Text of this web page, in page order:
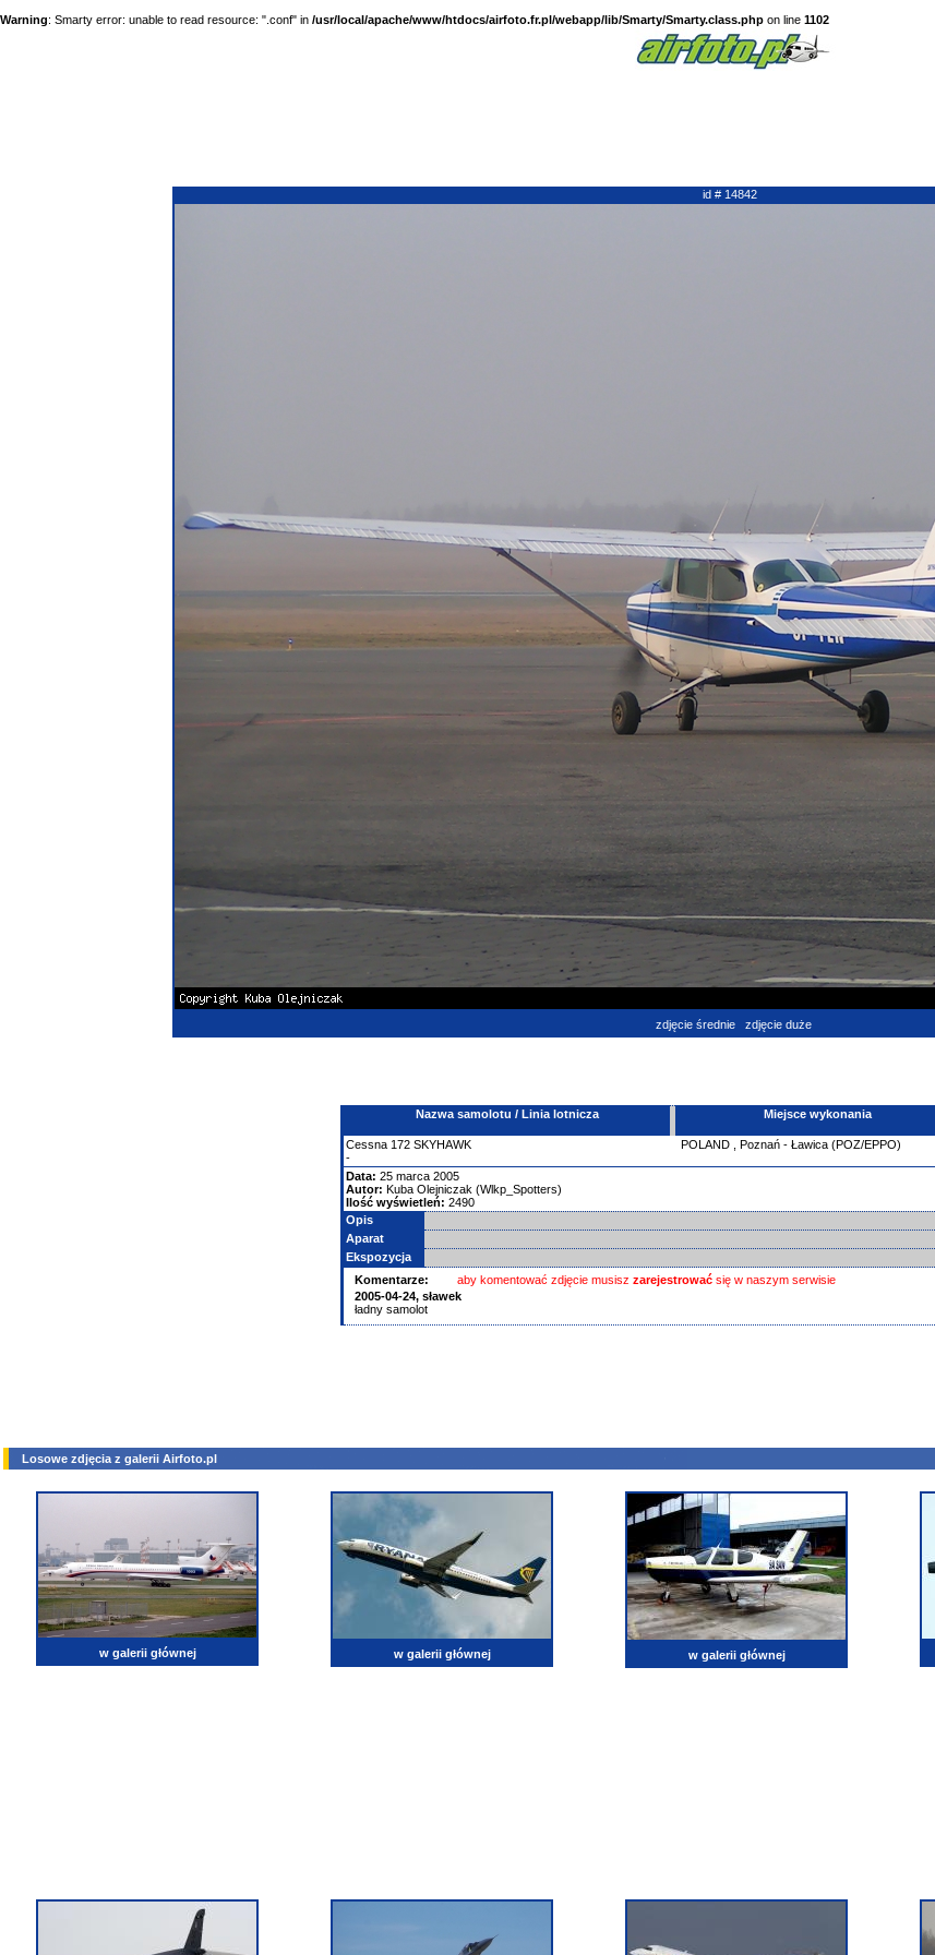
Warning: Smarty error: unable to read resource: ".conf" in /usr/local/apache/www/htdocs/airfoto.fr.pl/webapp/lib/Smarty/Smarty.class.php on line 1102
id # 14842
zdjęcie średnie zdjęcie duże
Nazwa samolotu / Linia lotnicza Miejsce wykonania
Cessna 172 SKYHAWK
-
POLAND Poznań - Ławica (POZ/EPPO)
Data: 25 marca 2005
Autor: Kuba Olejniczak (Wlkp_Spotters)
Ilość wyświetleń: 2490
Opis
Aparat
Ekspozycja
Komentarze:
aby komentować zdjęcie musisz zarejestrować się w naszym serwisie
2005-04-24, sławek
ładny samolot
Losowe zdjęcia z galerii Airfoto.pl
w galerii głównej w galerii głównej w galerii głównej